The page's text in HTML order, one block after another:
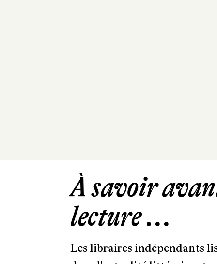
À savoir
lecture ...
Les libraires indépendants